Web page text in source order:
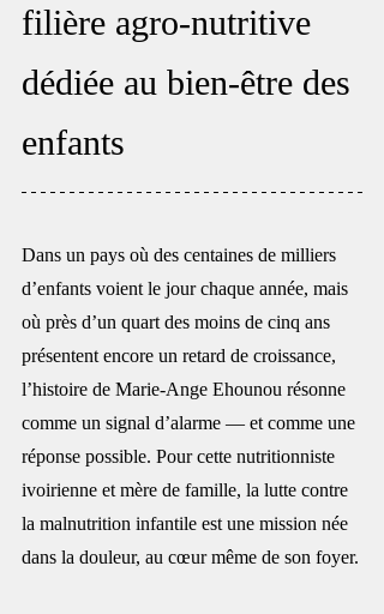
filière agro-nutritive
dédiée au bien-être des
enfants
Dans un pays où des centaines de milliers
d’enfants voient le jour chaque année, mais
où près d’un quart des moins de cinq ans
présentent encore un retard de croissance,
l’histoire de Marie-Ange Ehounou résonne
comme un signal d’alarme — et comme une
réponse possible. Pour cette nutritionniste
ivoirienne et mère de famille, la lutte contre
la malnutrition infantile est une mission née
dans la douleur, au cœur même de son foyer.